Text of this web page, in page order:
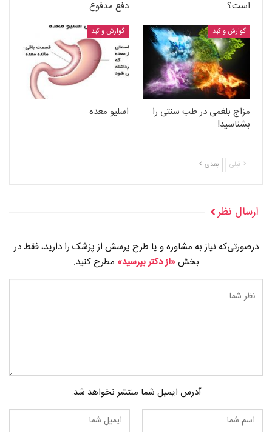
است؟
دفع مدفوع
گوارش و کبد
مزاج بلغمی در طب سنتی را
بشناسید!
گوارش و کبد
اسلیو معده
قبلی بعدی
ارسال نظر
درصورتی‌که نیاز به مشاوره و یا طرح پرسش از پزشک را دارید، فقط در
بخش«از دکتر بپرسید» مطرح کنید.
آدرس ایمیل شما منتشر نخواهد شد.